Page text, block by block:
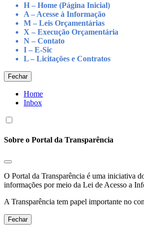
H – Home (Página Inicial)
A – Acesse à Informação
M – Leis Orçamentárias
X – Execução Orçamentária
N – Contato
I – E-Sic
L – Licitações e Contratos
Fechar
Home
Inbox
Sobre o Portal da Transparência
O Portal da Transparência é uma iniciativa
informações por meio da Lei de Acesso a
A Transparência tem papel importante no
Fechar